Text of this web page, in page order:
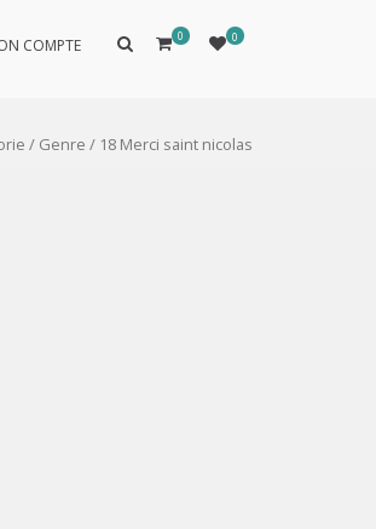
COMPTE
Afficher0 0
/ Genre / 18 Merci saint nicolas